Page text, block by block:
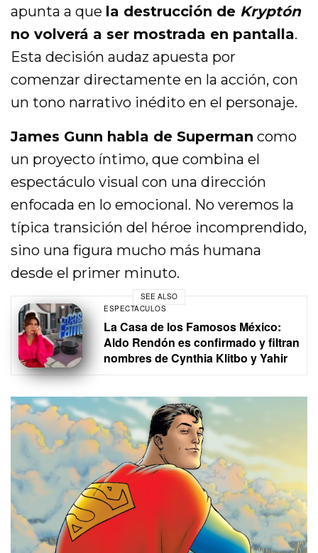
apunta a que la destrucción de Kryptón
no volverá a ser mostrada en pantalla.
Esta decisión audaz apuesta por
comenzar directamente en la acción, con
un tono narrativo inédito en el personaje.
James Gunn habla de Superman como
un proyecto íntimo, que combina el
espectáculo visual con una dirección
enfocada en lo emocional. No veremos la
típica transición del héroe incomprendido,
sino una figura mucho más humana
desde el primer minuto.
SEE ALSO
ESPECTÁCULOS
La Casa de los Famosos México:
Aldo Rendón es confirmado y filtran
nombres de Cynthia Klitbo y Yahir